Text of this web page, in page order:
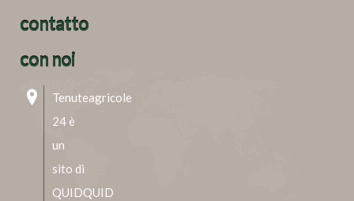
contatto
con noi
Tenuteagricole
24 è
un
sito di
QUIDQUID